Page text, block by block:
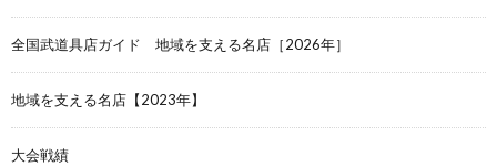
全国武道具店ガイド 地域を支える名店［2026年］
地域を支える名店【2023年】
大会戦績